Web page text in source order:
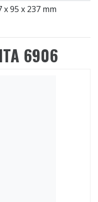
x 95 x 237 mm
6906